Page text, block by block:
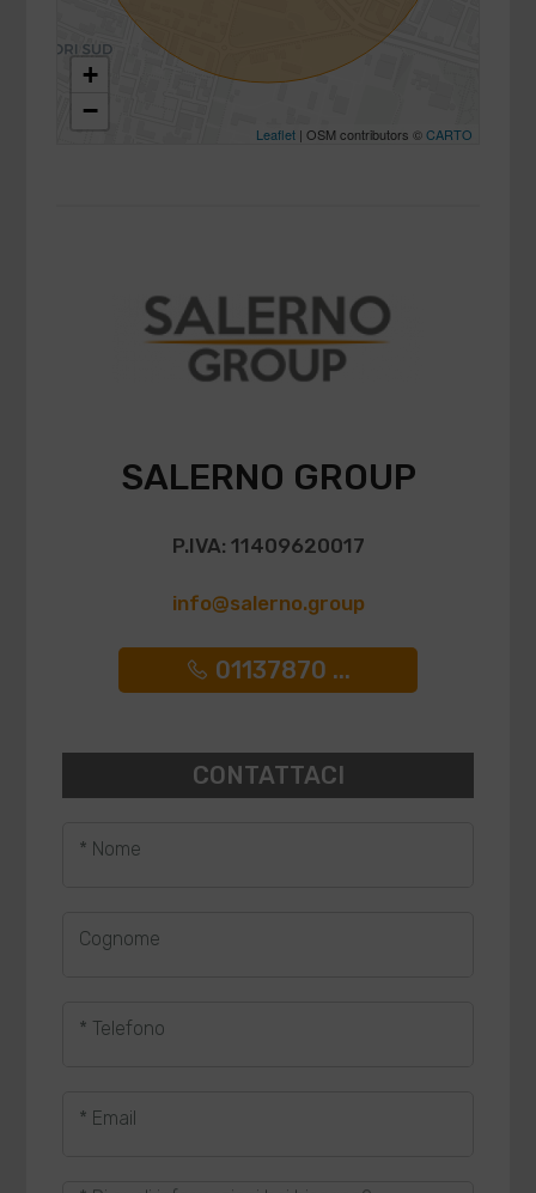
+
−
Leaflet| OSM contributors ©CARTO
SALERNO GROUP
P.IVA: 11409620017
info@salerno.group
01137870 ...
CONTATTACI
* Nome
Cognome
* Telefono
* Email